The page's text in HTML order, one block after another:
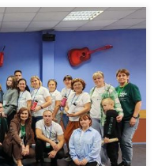
области прошел
В нем приняли участие
политики,
нашего региона. Среди